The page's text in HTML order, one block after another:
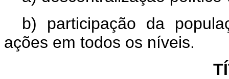
b) participação da
ações em todos os níveis.